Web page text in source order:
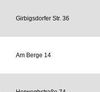
Girbigsdorfer Str. 36
Am Berge 14